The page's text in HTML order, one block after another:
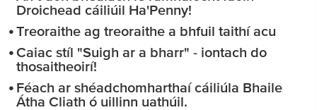
Droichead cáiliúil Ha'Penny!
Treoraithe ag treoraithe a bhfuil taithí acu
Caiac stíl "Suigh ar a bharr" - iontach do
thosaitheoirí!
Féach ar shéadchomharthaí cáiliúla Bhaile
Átha Cliath ó uillinn uathúil.